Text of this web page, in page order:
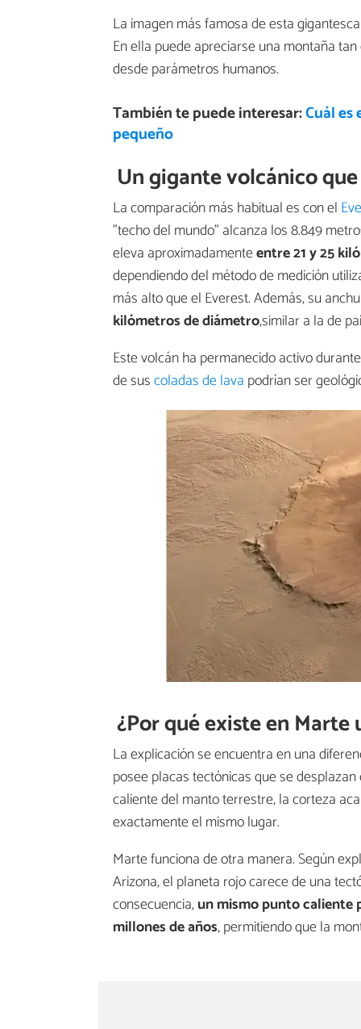
La imagen más famosa de esta
En ella puede apreciarse una montaña
desde parámetros humanos.
También te puede interesar:Cuál es
pequeño
Un gigante volcánico
La comparación más habitual es con el
"techo del mundo" alcanza los 8.849
eleva aproximadamenteentre 21 y 25
dependiendo del método de medición
más alto que el Everest. Además, su
kilómetros de diámetro,similar a la de
Este volcán ha permanecido activo
de suscoladas de lava podrían ser
¿Por qué existe en
La explicación se encuentra en una
posee placas tectónicas que se
caliente del manto terrestre, la corteza
exactamente el mismo lugar.
Marte funciona de otra manera. Según
Arizona, el planeta rojo carece de una
consecuencia,un mismo punto caliente
millones de años, permitiendo que la